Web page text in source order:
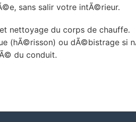
sans salir votre intÃ©rieur.
nettoyage du corps de chauffe.
(hÃ©risson) ou dÃ©bistrage si
du conduit.